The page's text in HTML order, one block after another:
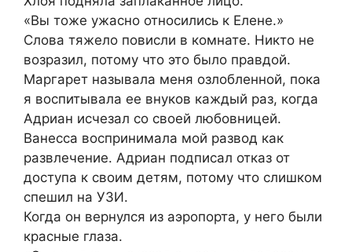
«Вы тоже ужасно относились к Елене.»
Слова тяжело повисли в комнате. Никто не
возразил, потому что это было правдой.
Маргарет называла меня озлобленной, пока
я воспитывала ее внуков каждый раз, когда
Адриан исчезал со своей любовницей.
Ванесса воспринимала мой развод как
развлечение. Адриан подписал отказ от
доступа к своим детям, потому что слишком
спешил на УЗИ.
Когда он вернулся из аэропорта, у него были
красные глаза.